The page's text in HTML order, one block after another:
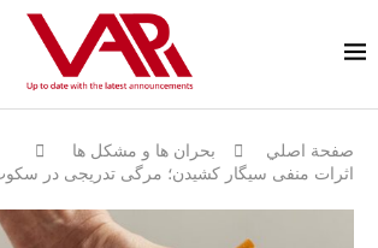
صفحة اصلي
بحران ها و مشكل ها
اثرات منفی سیگار کشیدن؛ مرگی تدریجی در